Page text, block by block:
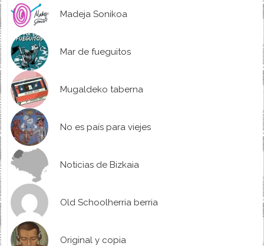
Madeja Sonikoa
Mar de fueguitos
Mugaldeko taberna
No es país para viejes
Noticias de Bizkaia
Old Schoolherria berria
Original y copia